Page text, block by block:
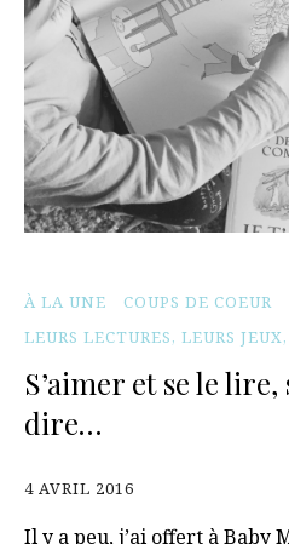
À LA UNE COUPS DE COEUR
LEURS LECTURES, LEURS
S’aimer et se le lire,
dire…
4 AVRIL 2016
Il y a peu, j’ai offert à Baby